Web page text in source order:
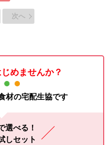
次へ
めませんか？
材の宅配生協です
選べる！
しセット